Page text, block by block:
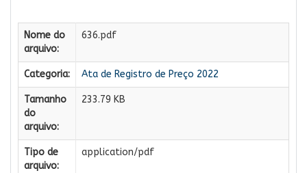
Nome do
arquivo:
636.pdf
Categoria: Ata de Registro de Preço 2022
Tamanho
do
arquivo:
233.79 KB
Tipo de
arquivo:
application/pdf